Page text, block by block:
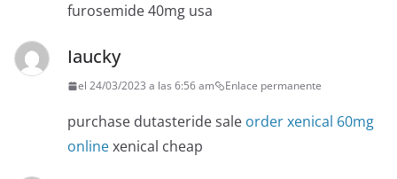
furosemide 40mg usa
Iaucky
el 24/03/2023 a las 6:56 am Enlace permanente
purchase dutasteride sale order xenical 60mg
onlinexenical cheap